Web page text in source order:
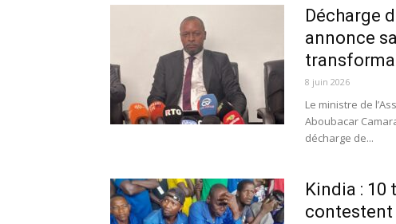
Décharge
annonce
8 juin 2026
Le ministre de
Aboubacar
décharge de...
Kindia : 10